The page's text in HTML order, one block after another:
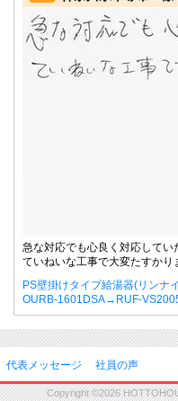
急な対応でも心良く対応してい
ていねいな工事で大変たすかり
PS壁掛けタイプ給湯器(リンナ
OURB-1601DSA→RUF-
代表メッセージ 社員の声
Copyright ©2026